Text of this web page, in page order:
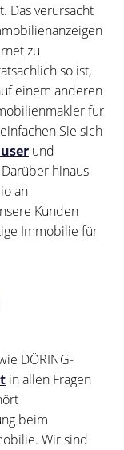
Das verursacht
zu
so ist,
einem anderen
für
Sie sich
und
hinaus
an
Kunden
Immobilie für
DÖRING-
in allen Fragen
beim
Wir sind